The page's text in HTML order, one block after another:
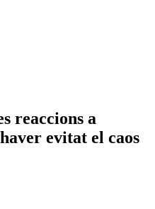
reaccions a
evitat el caos